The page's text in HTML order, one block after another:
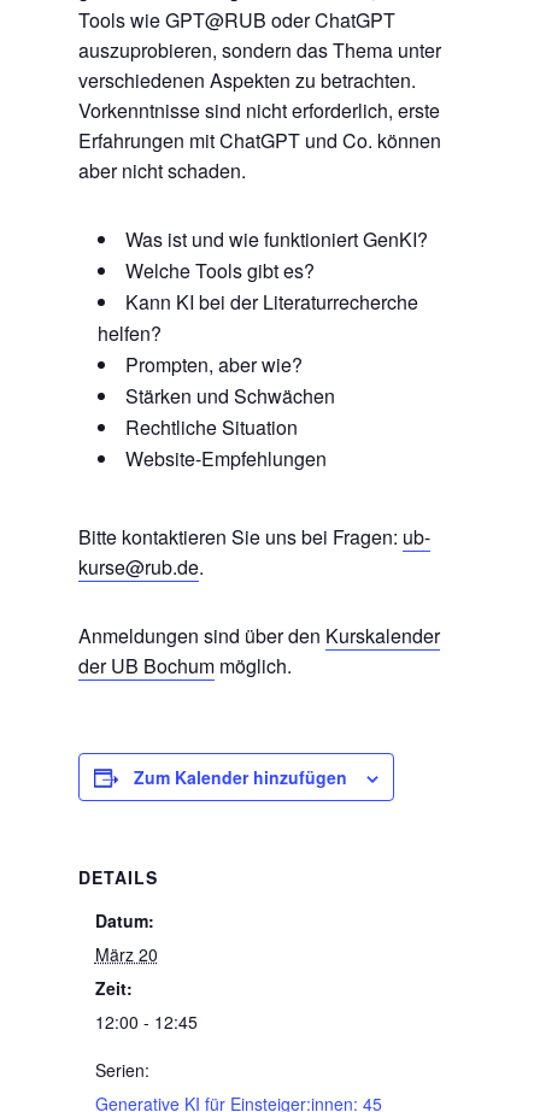
Tools wie GPT@RUB oder ChatGPT
auszuprobieren, sondern das Thema unter
verschiedenen Aspekten zu betrachten.
Vorkenntnisse sind nicht erforderlich, erste
Erfahrungen mit ChatGPT und Co. können
aber nicht schaden.
Was ist und wie funktioniert GenKI?
Welche Tools gibt es?
Kann KI bei der Literaturrecherche
helfen?
Prompten, aber wie?
Stärken und Schwächen
Rechtliche Situation
Website-Empfehlungen
Bitte kontaktieren Sie uns bei Fragen: ub-
kurse@rub.de.
Anmeldungen sind über den Kurskalender
der UB Bochummöglich.
Zum Kalender hinzufügen
DETAILS
Datum:
März 20
Zeit:
12:00 - 12:45
Serien:
Generative KI für Einsteiger:innen: 45